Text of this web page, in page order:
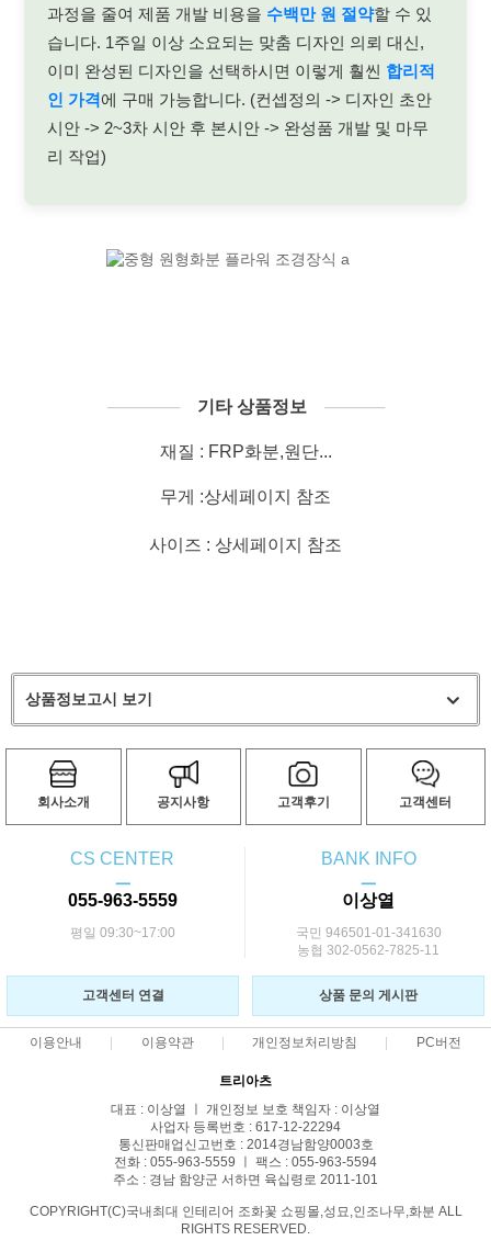
과정을 줄여 제품 개발 비용을 수백만 원 절약할 수 있
습니다. 1주일 이상 소요되는 맞춤 디자인 의뢰 대신,
이미 완성된 디자인을 선택하시면 이렇게 훨씬 합리적
인 가격에 구매 가능합니다. (컨셉정의 -> 디자인 초안
시안 -> 2~3차 시안 후 본시안 -> 완성품 개발 및 마무
리 작업)
────── 기타 상품정보 ─────
재질 : FRP화분,원단...
무게 :상세페이지 참조
사이즈 : 상세페이지 참조
상품정보고시 보기
회사소개 공지사항 고객후기 고객센터
CS CENTER
ㅡ
055-963-5559
평일 09:30~17:00
BANK INFO
ㅡ
이상열
국민 946501-01-341630
농협 302-0562-7825-11
고객센터 연결 상품 문의 게시판
이용안내 이용약관 개인정보처리방침 PC버전
트리아츠
대표 : 이상열 ㅣ 개인정보 보호 책임자 : 이상열
사업자 등록번호 : 617-12-22294
통신판매업신고번호 : 2014경남함양0003호
전화 : 055-963-5559 ㅣ 팩스 : 055-963-5594
주소 : 경남 함양군 서하면 육십령로 2011-101
COPYRIGHT(C)국내최대 인테리어 조화꽃 쇼핑몰,성묘,인조나무,화분 ALL
RIGHTS RESERVED.